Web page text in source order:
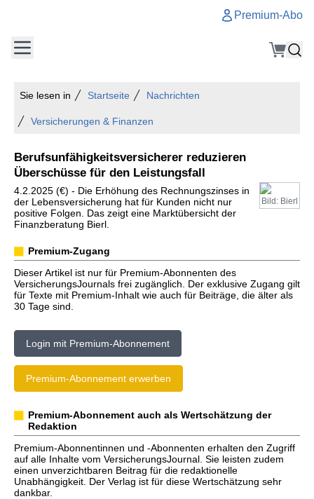
Premium-Abo
Sie lesen in Startseite Nachrichten
Versicherungen & Finanzen
Berufsunfähigkeitsversicherer reduzieren
Überschüsse für den Leistungsfall
Bild: Bierl
4.2.2025 (€) - Die Erhöhung des Rechnungszinses in
der Lebensversicherung hat für Kunden nicht nur
positive Folgen. Das zeigt eine Marktübersicht der
Finanzberatung Bierl.
Premium-Zugang
Dieser Artikel ist nur für Premium-Abonnenten des
VersicherungsJournals frei zugänglich. Der exklusive Zugang gilt
für Texte mit Premium-Inhalt wie auch für Beiträge, die älter als
30 Tage sind.
Login mit Premium-Abonnement
Premium-Abonnement erwerben
Premium-Abonnement auch als Wertschätzung der
Redaktion
Premium-Abonnentinnen und -Abonnenten erhalten den Zugriff
auf alle Inhalte vom VersicherungsJournal. Sie leisten zudem
einen unverzichtbaren Beitrag für die redaktionelle
Unabhängigkeit. Der Verlag ist für diese Wertschätzung sehr
dankbar.